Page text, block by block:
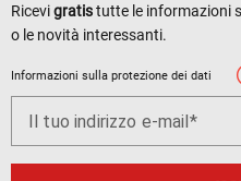
Ricevigratistutte le informazioni
o le novità interessanti.
Informazioni sulla protezione dei dati
Il tuo indirizzo e-mail